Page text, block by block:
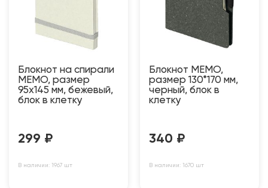
Блокнот на спирали
MEMO, размер
95х145 мм, бежевый,
блок в клетку
299 ₽
В наличии: 1967 шт
Блокнот MEMO,
размер 130*170 мм,
черный, блок в
клетку
340 ₽
В наличии: 1670 шт